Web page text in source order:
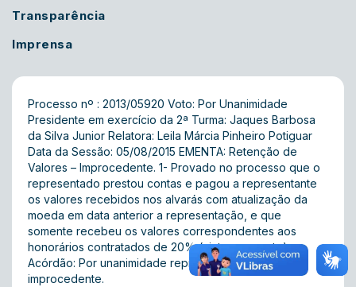
Transparência
Imprensa
Processo nº : 2013/05920 Voto: Por Unanimidade
Presidente em exercício da 2ª Turma: Jaques Barbosa
da Silva Junior Relatora: Leila Márcia Pinheiro Potiguar
Data da Sessão: 05/08/2015 EMENTA: Retenção de
Valores – Improcedente. 1- Provado no processo que o
representado prestou contas e pagou a representante
os valores recebidos nos alvarás com atualização da
moeda em data anterior a representação, e que
somente recebeu os valores correspondentes aos
honorários contratados de 20% (vinte por cento).
Acórdão: Por unanimidade representação julgada
improcedente.